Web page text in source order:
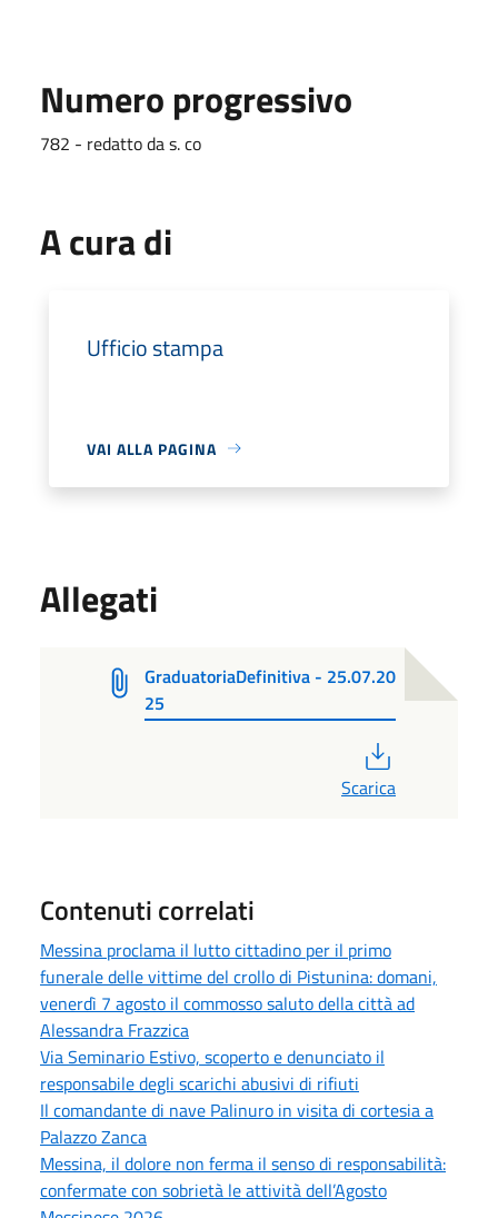
Numero progressivo
782 - redatto da s. co
A cura di
Ufficio stampa
VAI ALLA PAGINA
Allegati
GraduatoriaDefinitiva - 25.07.20
25
Scarica
Contenuti correlati
Messina proclama il lutto cittadino per il primo
funerale delle vittime del crollo di Pistunina: domani,
venerdì 7 agosto il commosso saluto della città ad
Alessandra Frazzica
Via Seminario Estivo, scoperto e denunciato il
responsabile degli scarichi abusivi di rifiuti
Il comandante di nave Palinuro in visita di cortesia a
Palazzo Zanca
Messina, il dolore non ferma il senso di responsabilità:
confermate con sobrietà le attività dell’Agosto